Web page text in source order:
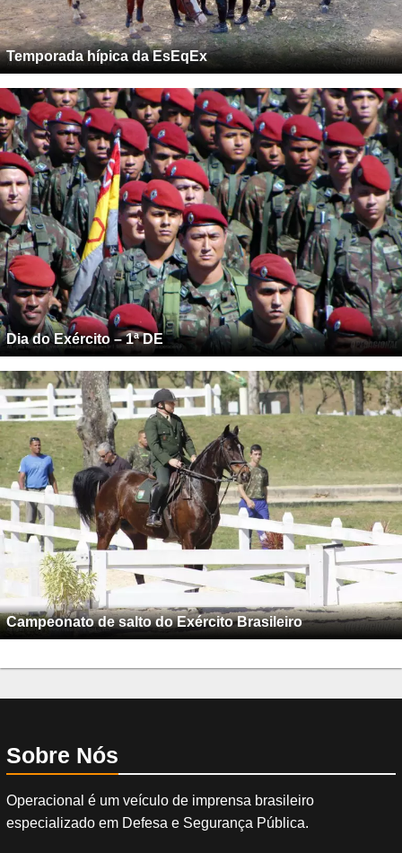
Temporada hípica da EsEqEx
Dia do Exército – 1ª DE
Campeonato de salto do Exército Brasileiro
Sobre Nós
Operacional é um veículo de imprensa brasileiro
especializado em Defesa e Segurança Pública.